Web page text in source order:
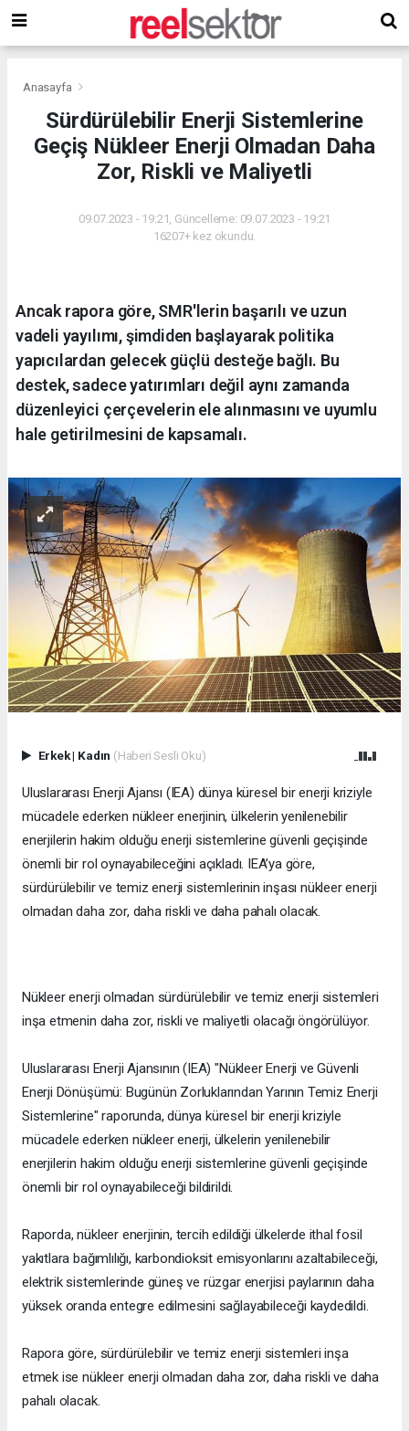
Anasayfa
Sürdürülebilir Enerji Sistemlerine
Geçiş Nükleer Enerji Olmadan Daha
Zor, Riskli ve Maliyetli
09.07.2023 - 19:21, Güncelleme: 09.07.2023 - 19:21
16207+ kez okundu.
Ancak rapora göre, SMR'lerin başarılı ve uzun
vadeli yayılımı, şimdiden başlayarak politika
yapıcılardan gelecek güçlü desteğe bağlı. Bu
destek, sadece yatırımları değil aynı zamanda
düzenleyici çerçevelerin ele alınmasını ve uyumlu
hale getirilmesini de kapsamalı.
Erkek| Kadın (Haberi Sesli Oku)
Uluslararası Enerji Ajansı (IEA) dünya küresel bir enerji kriziyle
mücadele ederken nükleer enerjinin, ülkelerin yenilenebilir
enerjilerin hakim olduğu enerji sistemlerine güvenli geçişinde
önemli bir rol oynayabileceğini açıkladı. IEA’ya göre,
sürdürülebilir ve temiz enerji sistemlerinin inşası nükleer enerji
olmadan daha zor, daha riskli ve daha pahalı olacak.
Nükleer enerji olmadan sürdürülebilir ve temiz enerji sistemleri
inşa etmenin daha zor, riskli ve maliyetli olacağı öngörülüyor.
Uluslararası Enerji Ajansının (IEA) "Nükleer Enerji ve Güvenli
Enerji Dönüşümü: Bugünün Zorluklarından Yarının Temiz Enerji
Sistemlerine" raporunda, dünya küresel bir enerji kriziyle
mücadele ederken nükleer enerji, ülkelerin yenilenebilir
enerjilerin hakim olduğu enerji sistemlerine güvenli geçişinde
önemli bir rol oynayabileceği bildirildi.
Raporda, nükleer enerjinin, tercih edildiği ülkelerde ithal fosil
yakıtlara bağımlılığı, karbondioksit emisyonlarını azaltabileceği,
elektrik sistemlerinde güneş ve rüzgar enerjisi paylarının daha
yüksek oranda entegre edilmesini sağlayabileceği kaydedildi.
Rapora göre, sürdürülebilir ve temiz enerji sistemleri inşa
etmek ise nükleer enerji olmadan daha zor, daha riskli ve daha
pahalı olacak.